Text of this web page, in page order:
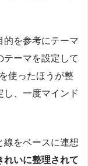
的を参考にテーマ
テーマを設定して
使ったほうが整
、一度マインド
線をベースに連想
れいに整理されて